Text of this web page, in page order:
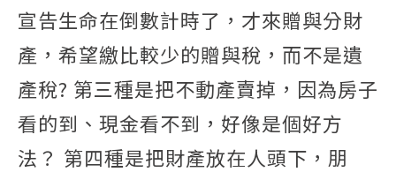
宣告生命在倒數計時了，才來贈與分財
產，希望繳比較少的贈與稅，而不是遺
產稅? 第三種是把不動產賣掉，因為房子
看的到、現金看不到，好像是個好方
法？ 第四種是把財產放在人頭下，朋